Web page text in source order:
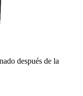
después de la